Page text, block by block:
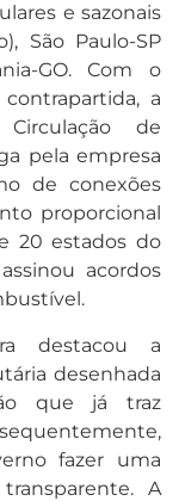
e sazonais
São Paulo-SP
GO. Com o
a
de
pela empresa
de conexões
proporcional
20 estados do
acordos
destacou a
desenhada
que já traz
fazer uma
A